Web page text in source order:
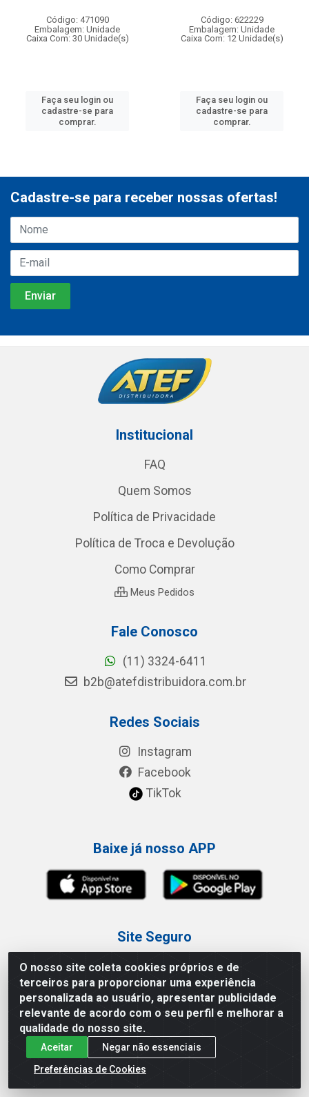
Código: 471090
Embalagem: Unidade
Caixa Com: 30 Unidade(s)
Faça seu login ou
cadastre-se para
comprar.
Código: 622229
Embalagem: Unidade
Caixa Com: 12 Unidade(s)
Faça seu login ou
cadastre-se para
comprar.
O nosso site coleta cookies próprios e de
terceiros para proporcionar uma experiência
personalizada ao usuário, apresentar publicidade
relevante de acordo com o seu perfil e melhorar a
qualidade do nosso site.
Aceitar
Negar não essenciais
Preferências de Cookies
Cadastre-se para receber nossas ofertas!
Institucional
FAQ
Quem Somos
Política de Privacidade
Política de Troca e Devolução
Como Comprar
Meus Pedidos
Fale Conosco
(11) 3324-6411
b2b@atefdistribuidora.com.br
Redes Sociais
Instagram
Facebook
TikTok
Baixe já nosso APP
Site Seguro
Loja / Showroom
Tel.: (11) 3227-0546
Av Vautier, 587/597 - Pari - São Paulo/SP